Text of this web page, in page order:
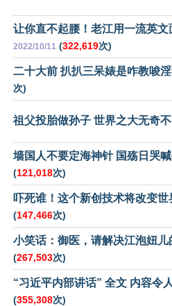
让你直不起腰！老江用一流英
2022/10/11 (322,619次)
二十大前 扒扒三呆婊是咋教唆
次)
祖父投胎做孙子 世界之大无奇
墙国人不要定海神针 国殇日哭
(121,018次)
吓死谁！这个新创技术将改变世
(147,466次)
小笑话：御医，请解决江泡妞儿
(267,503次)
“习近平内部讲话” 全文 内容令
(355,308次)